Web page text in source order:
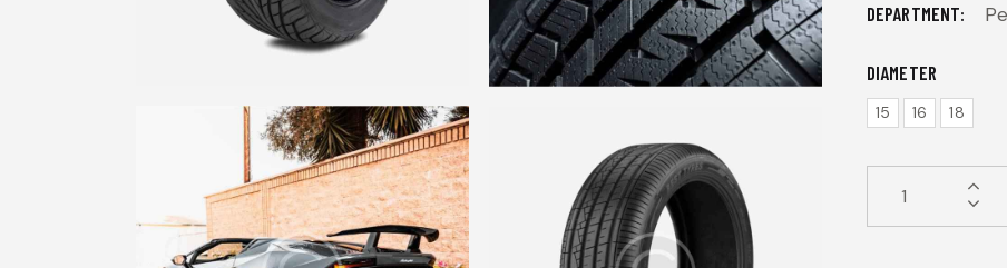
DEPARTMENT
DIAMETER
15 16 18